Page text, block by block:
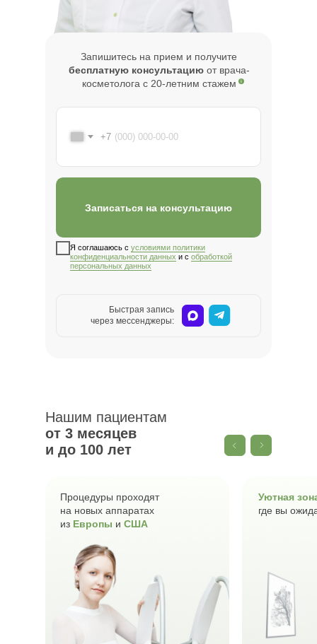
Запишитесь на прием и получите
бесплатную консультациюот врача-
косметолога с 20-летним стажем
+7
Я соглашаюсь с условиями политики
конфиденциальности данных и с обработкой
персональных данных
Записаться на консультацию
Быстрая запись
через мессенджеры:
Нашим пациентам
от 3
месяцев и до 100 лет
Нашим пациентам
от 3 месяцев
и до 100 лет
Процедуры проходят
на новых аппаратах
из Европы и США
Уютная
где вы